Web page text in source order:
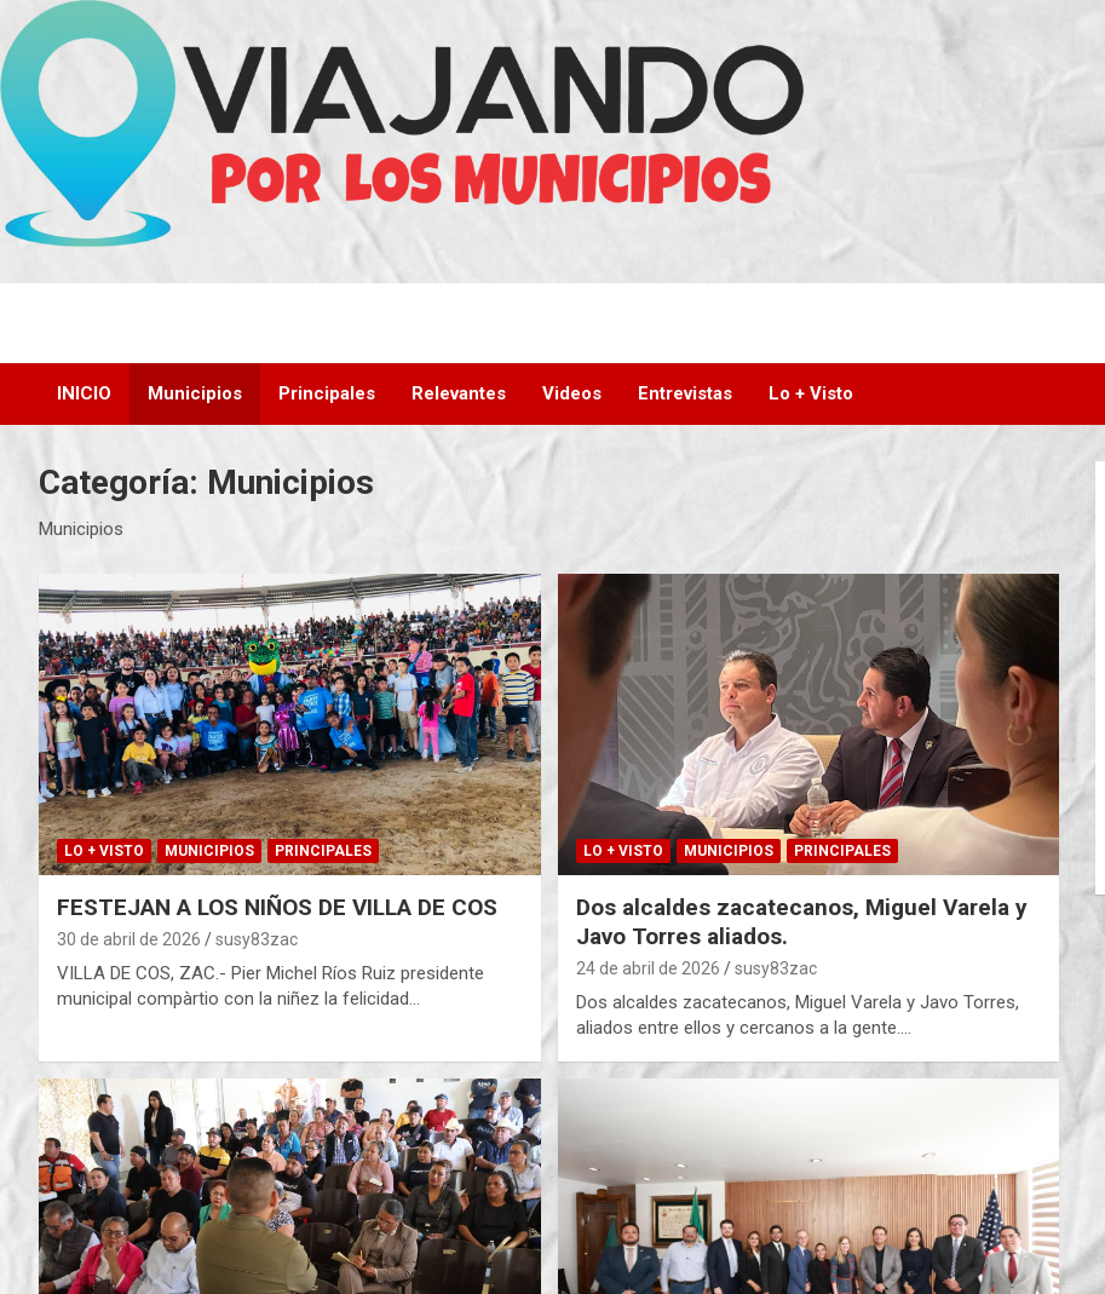
INICIO Municipios Principales Relevantes Videos Entrevistas Lo + Visto
Categoría: Municipios
Municipios
LO + VISTO MUNICIPIOS PRINCIPALES
FESTEJAN A LOS NIÑOS DE VILLA DE COS
30 de abril de 2026 susy83zac
VILLA DE COS, ZAC.- Pier Michel Ríos Ruiz presidente
municipal compàrtio con la niñez la felicidad…
LO + VISTO MUNICIPIOS PRINCIPALES
Dos alcaldes zacatecanos, Miguel Varela y
Javo Torres aliados.
24 de abril de 2026 susy83zac
Dos alcaldes zacatecanos, Miguel Varela y Javo Torres,
aliados entre ellos y cercanos a la gente.…